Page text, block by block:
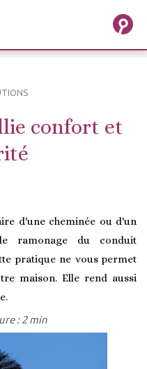
confort et
d'une cheminée ou d'un
ramonage du conduit
pratique ne vous permet
maison. Elle rend aussi
: 2 min